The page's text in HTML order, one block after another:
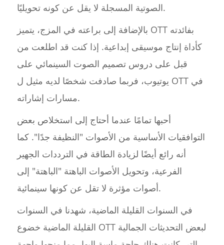
الصوتية المسجلة لا يقل عن كونه تحويليًا.
بالإضافة إلى براعته في المزج، يتميز OTT بفائدته
كأداة إنتاج موسيقى إبداعية. إذا كنت قد اطلعت من
قبل على دروس تصميم الصوت السينمائي على
يوتيوب، فربما صادفت شخصًا لديه مثيل ل OTT في
مسارات إشاراته.
أحبها تمامًا عندما أحتاج إلى استخلاص بعض
التوافقيات الأساسية من الأصوات "النظيفة جدًا". كما
أنه رائع أيضًا لزيادة الطاقة في الترددات الجهير
الفرعية، وتحويل الأصوات الباهتة "الباهتة" إلى
أصوات مؤثرة لا تقل عن كونها سينمائية.
في السنوات القليلة الماضية، شهدنا في السنوات
القليلة الماضية خضوع OTT لبعض التحديثات الجمالية